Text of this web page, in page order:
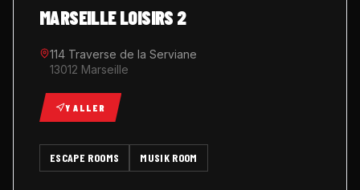
MARSEILLE LOISIRS 2
114 Traverse de la Serviane
13012 Marseille
Y ALLER
ESCAPE ROOMS MUSIK ROOM